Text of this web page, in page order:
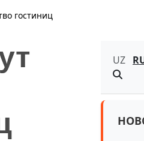
гостиниц
UZ